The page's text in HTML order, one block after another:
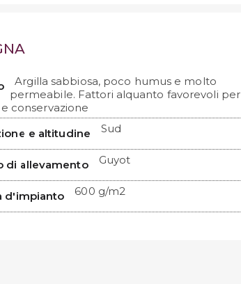
Argilla sabbiosa, poco humus e molto
permeabile. Fattori alquanto favorevoli per
conservazione
e altitudine
Sud
di allevamento Guyot
d'impianto 600 g/m2